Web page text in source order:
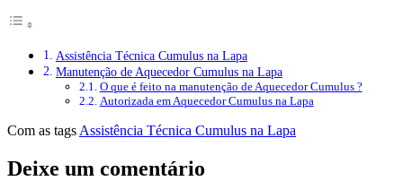
Assistência Técnica Cumulus na Lapa
Manutenção de Aquecedor Cumulus na Lapa
O que é feito na manutenção de Aquecedor Cumulus ?
Autorizada em Aquecedor Cumulus na Lapa
Com as tags Assistência Técnica Cumulus na Lapa
Deixe um comentário